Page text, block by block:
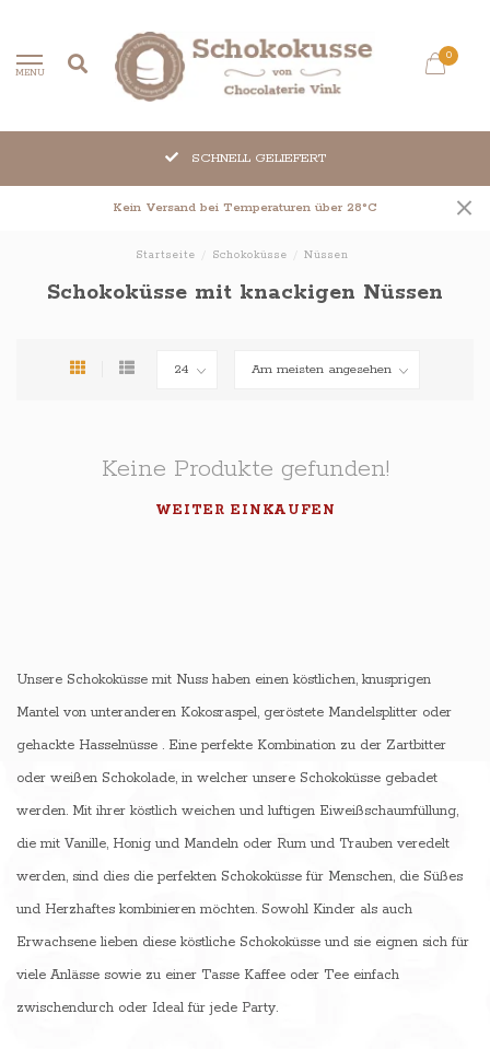
MENU
0
SCHNELL GELIEFERT
Kein Versand bei Temperaturen über 28°C
Startseite Schokoküsse Nüssen
Schokoküsse mit knackigen Nüssen
Keine Produkte gefunden!
WEITER EINKAUFEN
Unsere Schokoküsse mit Nuss haben einen köstlichen, knusprigen
Mantel von unteranderen Kokosraspel, geröstete Mandelsplitter oder
gehackte Hasselnüsse . Eine perfekte Kombination zu der Zartbitter
oder weißen Schokolade, in welcher unsere Schokoküsse gebadet
werden. Mit ihrer köstlich weichen und luftigen Eiweißschaumfüllung,
die mit Vanille, Honig und Mandeln oder Rum und Trauben veredelt
werden, sind dies die perfekten Schokoküsse für Menschen, die Süßes
und Herzhaftes kombinieren möchten. Sowohl Kinder als auch
Erwachsene lieben diese köstliche Schokoküsse und sie eignen sich für
viele Anlässe sowie zu einer Tasse Kaffee oder Tee einfach
zwischendurch oder Ideal für jede Party.